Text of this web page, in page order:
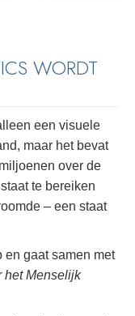
WORDT
een visuele
maar het bevat
over de
te bereiken
– een staat
en gaat samen met
het Menselijk